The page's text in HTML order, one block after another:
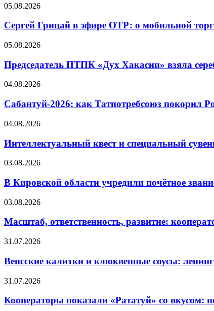
05.08.2026
Сергей Грицай в эфире ОТР: о мобильной
05.08.2026
Председатель ПТПК «Дух Хакасии» взяла
04.08.2026
Сабантуй-2026: как Татпотребсоюз покорил
04.08.2026
Интеллектуальный квест и специальный
03.08.2026
В Кировской области учредили почётное
03.08.2026
Масштаб, ответственность, развитие:
31.07.2026
Вепсские калитки и клюквенные соусы:
31.07.2026
Кооператоры показали «Рататуй» со вкусом: